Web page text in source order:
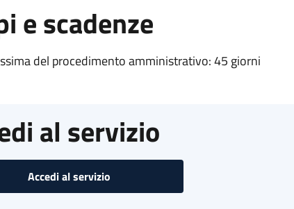
e scadenze
del procedimento amministrativo: 45 giorni
al servizio
Accedi al servizio